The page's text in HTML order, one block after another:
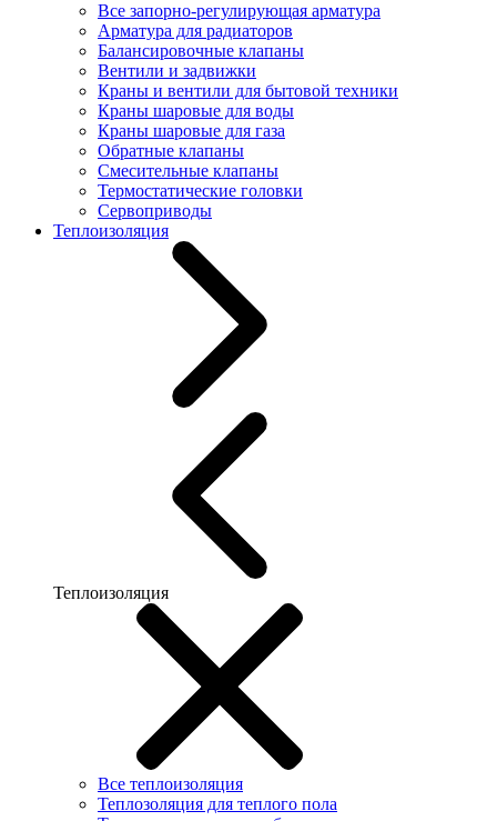
Все запорно-регулирующая арматура
Арматура для радиаторов
Балансировочные клапаны
Вентили и задвижки
Краны и вентили для бытовой техники
Краны шаровые для воды
Краны шаровые для газа
Обратные клапаны
Смесительные клапаны
Термостатические головки
Сервоприводы
Теплоизоляция
Теплоизоляция
Все теплоизоляция
Теплозоляция для теплого пола